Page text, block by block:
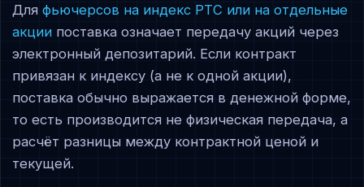
Дляфьючерсов на индекс РТС или на отдельные
акции поставка означает передачу акций через
электронный депозитарий. Если контракт
привязан к индексу (а не к одной акции),
поставка обычно выражается в денежной форме,
то есть производится не физическая передача, а
расчёт разницы между контрактной ценой и
текущей.